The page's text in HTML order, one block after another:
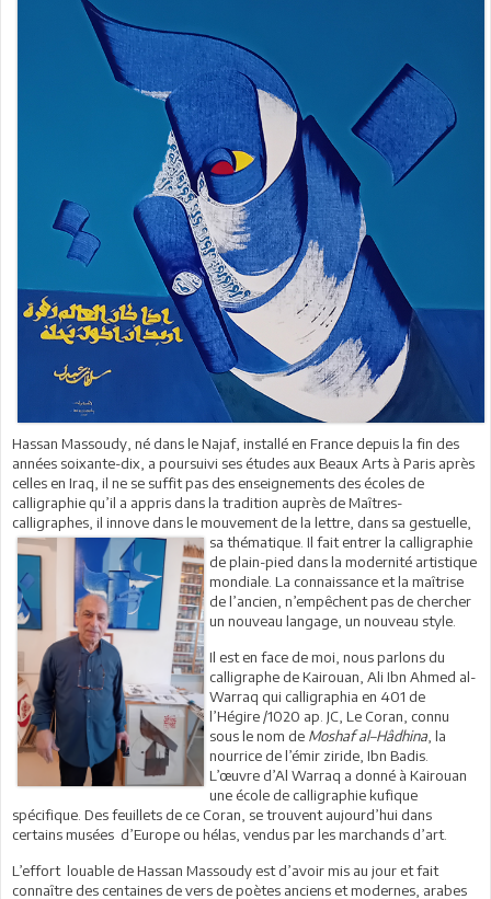
Hassan Massoudy, né dans le Najaf, installé en France depuis la fin des
années soixante-dix, a poursuivi ses études aux Beaux Arts à Paris après
celles en Iraq, il ne se suffit pas des enseignements des écoles de
calligraphie qu’il a appris dans la tradition auprès de Maîtres-
calligraphes, il innove dans le mouvement de la lettre, dans sa gestuelle,
sa thématique. Il fait entrer la calligraphie
de plain-pied dans la modernité artistique
mondiale. La connaissance et la maîtrise
de l’ancien, n’empêchent pas de chercher
un nouveau langage, un nouveau style.
Il est en face de moi, nous parlons du
calligraphe de Kairouan, Ali Ibn Ahmed al-
Warraq qui calligraphia en 401 de
l’Hégire /1020 ap. JC, Le Coran, connu
sous le nom de Moshaf al–Hâdhina, la
nourrice de l’émir ziride, Ibn Badis.
L’œuvre d’Al Warraq a donné à Kairouan
une école de calligraphie kufique
spécifique. Des feuillets de ce Coran, se trouvent aujourd’hui dans
certains musées d’Europe ou hélas, vendus par les marchands d’art.
L’effort louable de Hassan Massoudy est d’avoir mis au jour et fait
connaître des centaines de vers de poètes anciens et modernes, arabes